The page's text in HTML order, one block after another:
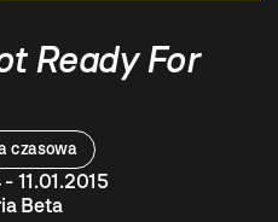
czasowa
11.01.2015
Beta
Ready For